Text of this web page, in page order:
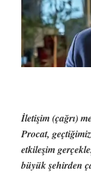
İletişim (çağrı)
Procat,
etkileşim
büyük şehirden